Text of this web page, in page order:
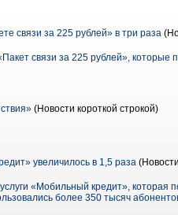
связи за 225 рублей» в три раза
связи за 225 рублей»,
(Новости короткой строкой)
увеличилось в 1,5 раза
«Мобильный кредит», которая
более 350 тысяч